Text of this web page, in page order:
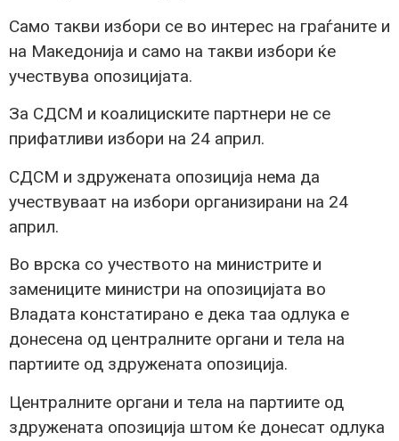
Само такви избори се во интерес на граѓаните и
на Македонија и само на такви избори ќе
учествува опозицијата.
За СДСМ и коалициските партнери не се
прифатливи избори на 24 април.
СДСМ и здружената опозиција нема да
учествуваат на избори организирани на 24
април.
Во врска со учеството на министрите и
замениците министри на опозицијата во
Владата констатирано е дека таа одлука е
донесена од централните органи и тела на
партиите од здружената опозиција.
Централните органи и тела на партиите од
здружената опозиција штом ќе донесат одлука